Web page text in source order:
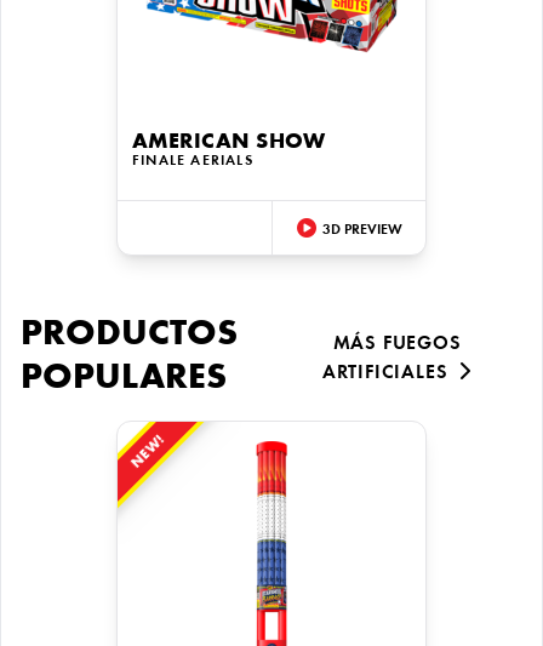
AMERICAN SHOW
FINALE AERIALS
3D PREVIEW
PRODUCTOS
POPULARES
MÁS FUEGOS
ARTIFICIALES
NEW!